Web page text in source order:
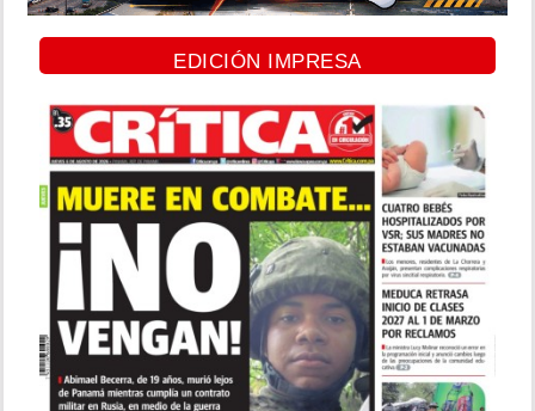
EDICIÓN IMPRESA